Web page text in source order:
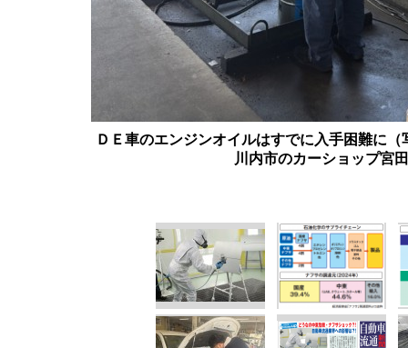
ＤＥ車のエンジンオイルはすでに入手困難に
川内市のカーショップ宮